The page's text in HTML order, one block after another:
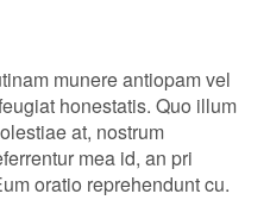
munere antiopam vel
honestatis. Quo illum
at, nostrum
mea id, an pri
oratio reprehendunt cu.